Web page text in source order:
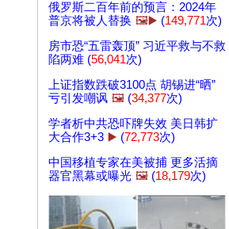
俄罗斯二百年前的预言：2024年
普京将被人替换 🖼️▶️ (149,771次)
房市恐“五雷轰顶” 习近平救与不救
陷两难 (56,041次)
上证指数跌破3100点 胡锡进“晒”
亏引发嘲讽 🖼️ (34,377次)
学者析中共恐吓牌失效 美日韩扩
大合作3+3 ▶️ (72,773次)
中国移植专家在美被捕 更多活摘
器官黑幕或曝光 🖼️ (18,179次)